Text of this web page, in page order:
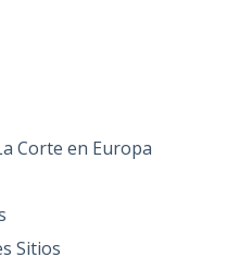
Corte en Europa
Sitios